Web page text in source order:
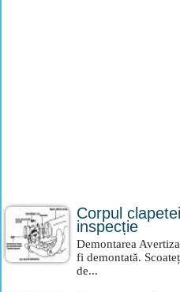
Corpul
inspecție
Demontarea
fi demontată.
de...